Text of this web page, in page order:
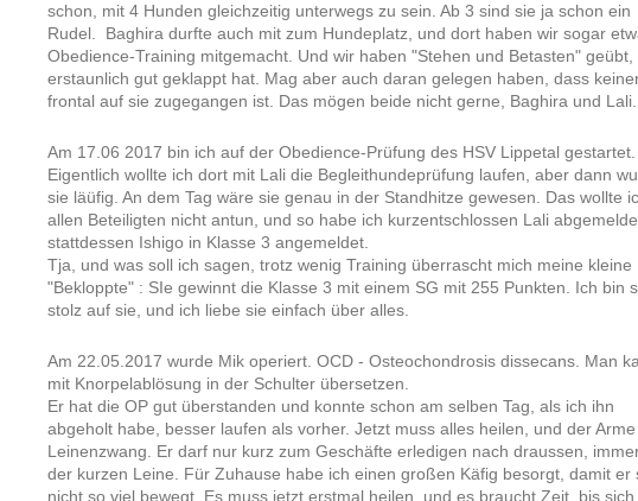
schon, mit 4 Hunden gleichzeitig unterwegs zu sein. Ab 3 sind sie ja schon ein
Rudel. Baghira durfte auch mit zum Hundeplatz, und dort haben wir sogar
Obedience-Training mitgemacht. Und wir haben "Stehen und Betasten" geübt,
erstaunlich gut geklappt hat. Mag aber auch daran gelegen haben, dass
frontal auf sie zugegangen ist. Das mögen beide nicht gerne, Baghira und Lali.
Am 17.06 2017 bin ich auf der Obedience-Prüfung des HSV Lippetal gestartet.
Eigentlich wollte ich dort mit Lali die Begleithundeprüfung laufen, aber dann
sie läüfig. An dem Tag wäre sie genau in der Standhitze gewesen. Das wollte
allen Beteiligten nicht antun, und so habe ich kurzentschlossen Lali
stattdessen Ishigo in Klasse 3 angemeldet.
Tja, und was soll ich sagen, trotz wenig Training überrascht mich meine kleine
"Bekloppte" : SIe gewinnt die Klasse 3 mit einem SG mit 255 Punkten. Ich bin
stolz auf sie, und ich liebe sie einfach über alles.
Am 22.05.2017 wurde Mik operiert. OCD - Osteochondrosis dissecans. Man
mit Knorpelablösung in der Schulter übersetzen.
Er hat die OP gut überstanden und konnte schon am selben Tag, als ich ihn
abgeholt habe, besser laufen als vorher. Jetzt muss alles heilen, und der
Leinenzwang. Er darf nur kurz zum Geschäfte erledigen nach draussen,
der kurzen Leine. Für Zuhause habe ich einen großen Käfig besorgt, damit er
nicht so viel bewegt. Es muss jetzt erstmal heilen, und es braucht Zeit, bis